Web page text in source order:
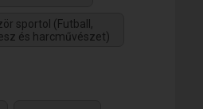
sportol (Futball,
és harcművészet)